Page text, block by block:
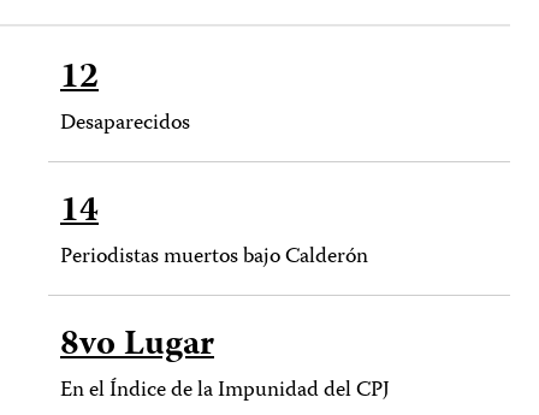
12
Desaparecidos
14
Periodistas muertos bajo Calderón
8vo Lugar
En el Índice de la Impunidad del CPJ